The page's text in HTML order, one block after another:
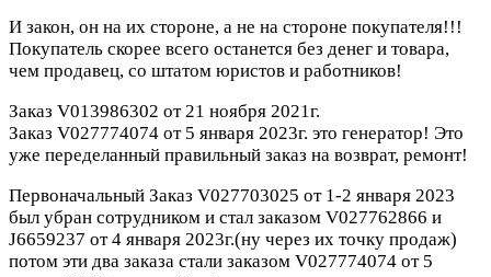
И закон, он на их стороне, а не на стороне покупателя!!!
Покупатель скорее всего останется без денег и товара,
чем продавец, со штатом юристов и работников!
Заказ V013986302 от 21 ноября 2021г.
Заказ V027774074 от 5 января 2023г. это генератор! Это
уже переделанный правильный заказ на возврат, ремонт!
Первоначальный Заказ V027703025 от 1-2 января 2023
был убран сотрудником и стал заказом V027762866 и
J6659237 от 4 января 2023г.(ну через их точку продаж)
потом эти два заказа стали заказом V027774074 от 5